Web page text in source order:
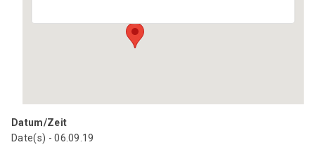
Datum/Zeit
Date(s) - 06.09.19